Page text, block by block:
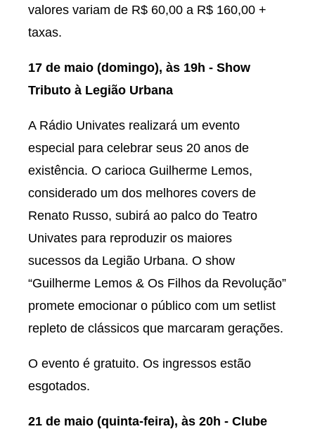
valores variam de R$ 60,00 a R$ 160,00 +
taxas.
17 de maio (domingo), às 19h - Show
Tributo à Legião Urbana
A Rádio Univates realizará um evento
especial para celebrar seus 20 anos de
existência. O carioca Guilherme Lemos,
considerado um dos melhores covers de
Renato Russo, subirá ao palco do Teatro
Univates para reproduzir os maiores
sucessos da Legião Urbana. O show
“Guilherme Lemos & Os Filhos da Revolução”
promete emocionar o público com um setlist
repleto de clássicos que marcaram gerações.
O evento é gratuito. Os ingressos estão
esgotados.
21 de maio (quinta-feira), às 20h - Clube